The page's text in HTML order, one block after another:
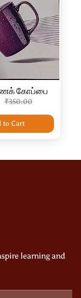
கோப்பை
₹350.00
to Cart
learning and